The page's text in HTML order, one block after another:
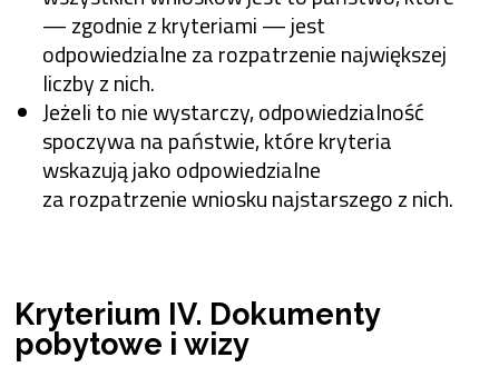
— zgodnie z kryteriami — jest
odpowiedzialne za rozpatrzenie największej
liczby z nich.
Jeżeli to nie wystarczy, odpowiedzialność
spoczywa na państwie, które kryteria
wskazują jako odpowiedzialne
za rozpatrzenie wniosku najstarszego z nich.
Kryterium IV. Dokumenty
pobytowe i wizy